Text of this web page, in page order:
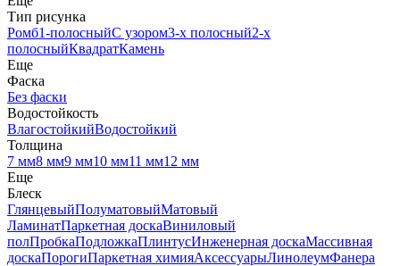
Тип рисунка
Ромб1-полосныйС узором3-х полосный2-х
полосныйКвадратКамень
Еще
Фаска
Без фаски
Водостойкость
ВлагостойкийВодостойкий
Толщина
7 мм8 мм9 мм10 мм11 мм12 мм
Еще
Блеск
ГлянцевыйПолуматовыйМатовый
ЛаминатПаркетная доскаВиниловый
полПробкаПодложкаПлинтусИнженерная доскаМассивная
доскаПорогиПаркетная химияАксессуарыЛинолеумФанера